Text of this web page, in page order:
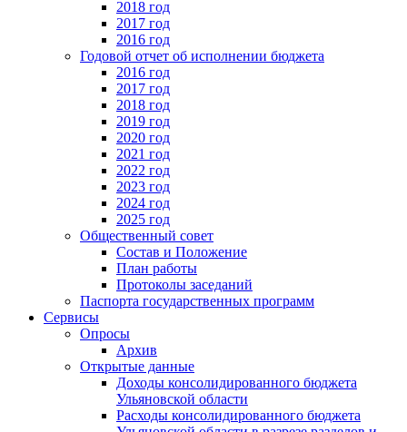
2018 год
2017 год
2016 год
Годовой отчет об исполнении бюджета
2016 год
2017 год
2018 год
2019 год
2020 год
2021 год
2022 год
2023 год
2024 год
2025 год
Общественный совет
Состав и Положение
План работы
Протоколы заседаний
Паспорта государственных программ
Сервисы
Опросы
Архив
Открытые данные
Доходы консолидированного бюджета
Ульяновской области
Расходы консолидированного бюджета